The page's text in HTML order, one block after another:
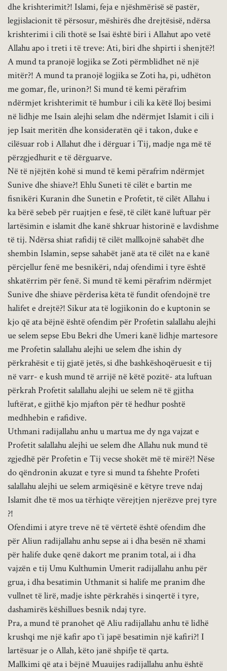
dhe krishterimit?! Islami, feja e njëshmërisë së pastër,
legjislacionit të përsosur, mëshirës dhe drejtësisë, ndërsa
krishterimi i cili thotë se Isai është biri i Allahut apo vetë
Allahu apo i treti i të treve: Ati, biri dhe shpirti i shenjtë?!
A mund ta pranojë logjika se Zoti përmblidhet në një
mitër?! A mund ta pranojë logjika se Zoti ha, pi, udhëton
me gomar, fle, urinon?! Si mund të kemi përafrim
ndërmjet krishterimit të humbur i cili ka këtë lloj besimi
në lidhje me Isain alejhi selam dhe ndërmjet Islamit i cili i
jep Isait meritën dhe konsideratën që i takon, duke e
cilësuar rob i Allahut dhe i dërguar i Tij, madje nga më të
përzgjedhurit e të dërguarve.
Në të njëjtën kohë si mund të kemi përafrim ndërmjet
Sunive dhe shiave?! Ehlu Suneti të cilët e bartin me
fisnikëri Kuranin dhe Sunetin e Profetit, të cilët Allahu i
ka bërë sebeb për ruajtjen e fesë, të cilët kanë luftuar për
lartësimin e islamit dhe kanë shkruar historinë e lavdishme
të tij. Ndërsa shiat rafidij të cilët mallkojnë sahabët dhe
shembin Islamin, sepse sahabët janë ata të cilët na e kanë
përcjellur fenë me besnikëri, ndaj ofendimi i tyre është
shkatërrim për fenë. Si mund të kemi përafrim ndërmjet
Sunive dhe shiave përderisa këta të fundit ofendojnë tre
halifet e drejtë?! Sikur ata të logjikonin do e kuptonin se
kjo që ata bëjnë është ofendim për Profetin salallahu alejhi
ue selem sepse Ebu Bekri dhe Umeri kanë lidhje martesore
me Profetin salallahu alejhi ue selem dhe ishin dy
përkrahësit e tij gjatë jetës, si dhe bashkëshoqëruesit e tij
në varr- e kush mund të arrijë në këtë pozitë- ata luftuan
përkrah Profetit salallahu alejhi ue selem në të gjitha
luftërat, e gjithë kjo mjafton për të hedhur poshtë
medhhebin e rafidive.
Uthmani radijallahu anhu u martua me dy nga vajzat e
Profetit salallahu alejhi ue selem dhe Allahu nuk mund të
zgjedhë për Profetin e Tij vecse shokët më të mirë?! Nëse
do qëndronin akuzat e tyre si mund ta fshehte Profeti
salallahu alejhi ue selem armiqësinë e këtyre treve ndaj
Islamit dhe të mos ua tërhiqte vërejtjen njerëzve prej tyre
?!
Ofendimi i atyre treve në të vërtetë është ofendim dhe
për Aliun radijallahu anhu sepse ai i dha besën në xhami
për halife duke qenë dakort me pranim total, ai i dha
vajzën e tij Umu Kulthumin Umerit radijallahu anhu për
grua, i dha besatimin Uthmanit si halife me pranim dhe
vullnet të lirë, madje ishte përkrahës i sinqertë i tyre,
dashamirës këshillues besnik ndaj tyre.
Pra, a mund të pranohet që Aliu radijallahu anhu të lidhë
krushqi me një kafir apo t`i japë besatimin një kafiri?! I
lartësuar je o Allah, këto janë shpifje të qarta.
Mallkimi që ata i bëjnë Muauijes radijallahu anhu është